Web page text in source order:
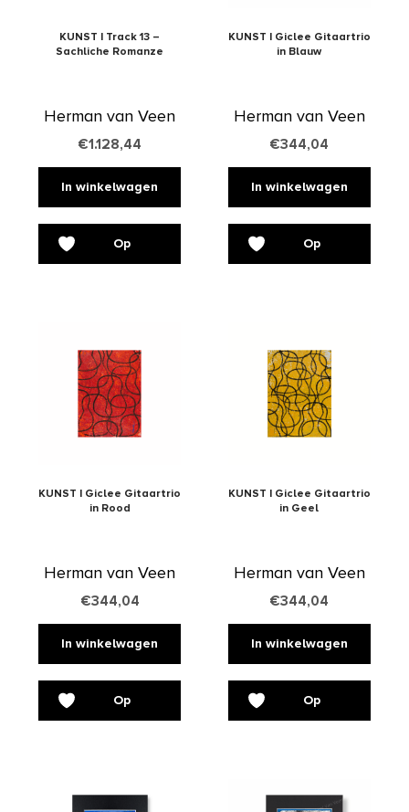
KUNST | Track 13 –
Sachliche Romanze
Herman van Veen
€1.128,44
In winkelwagen
Op
KUNST | Giclee Gitaartrio
in Blauw
Herman van Veen
€344,04
In winkelwagen
Op
KUNST | Giclee Gitaartrio
in Rood
Herman van Veen
€344,04
In winkelwagen
Op
KUNST | Giclee Gitaartrio
in Geel
Herman van Veen
€344,04
In winkelwagen
Op